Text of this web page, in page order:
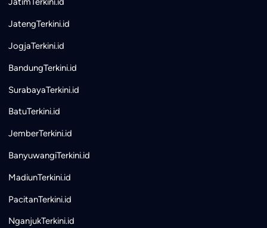
JatengTerkini.id
JogjaTerkini.id
BandungTerkini.id
SurabayaTerkini.id
BatuTerkini.id
JemberTerkini.id
BanyuwangiTerkini.id
MadiunTerkini.id
PacitanTerkini.id
NganjukTerkini.id